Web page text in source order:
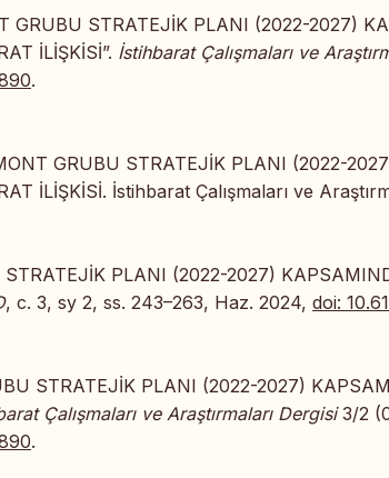
GRUBU STRATEJİK PLANI (2022-2027)
İLİŞKİSİ”. İstihbarat Çalışmaları ve
.
GRUBU STRATEJİK PLANI (2022-
İLİŞKİSİ. İstihbarat Çalışmaları ve
STRATEJİK PLANI (2022-2027)
, c. 3, sy 2, ss. 243–263, Haz. 2024, doi:
STRATEJİK PLANI (2022-2027)
Çalışmaları ve Araştırmaları Dergisi3/2
.